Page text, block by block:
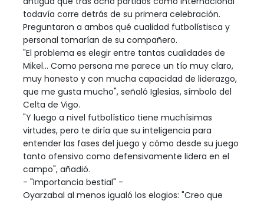
todavía corre detrás de su primera celebración.
Preguntaron a ambos qué cualidad futbolístisca y
personal tomarían de su compañero.
"El problema es elegir entre tantas cualidades de
Mikel... Como persona me parece un tío muy claro,
muy honesto y con mucha capacidad de liderazgo,
que me gusta mucho", señaló Iglesias, símbolo del
Celta de Vigo.
"Y luego a nivel futbolístico tiene muchísimas
virtudes, pero te diría que su inteligencia para
entender las fases del juego y cómo desde su juego
tanto ofensivo como defensivamente lidera en el
campo", añadió.
- "Importancia bestial" -
Oyarzabal al menos igualó los elogios: "Creo que